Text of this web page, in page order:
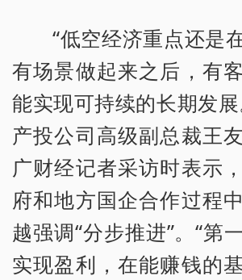
“低空经济重点还是
有场景做起来之后，有
能实现可持续的长期发
产投公司高级副总裁王
广财经记者采访时表示
府和地方国企合作过程
越强调“分步推进”。“第
实现盈利，在能赚钱的